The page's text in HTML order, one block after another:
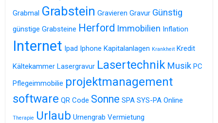
Grabmal Grabstein Gravieren Gravur Günstig
günstige Grabsteine Herford Immobilien Inflation
Internet Ipad Iphone Kapitalanlagen Krankheit Kredit
Kältekammer Lasergravur Lasertechnik Musik PC
Pflegeimmobilie projektmanagement
software QR Code Sonne SPA SYS-PA Online
Therapie Urlaub Urnengrab Vermietung